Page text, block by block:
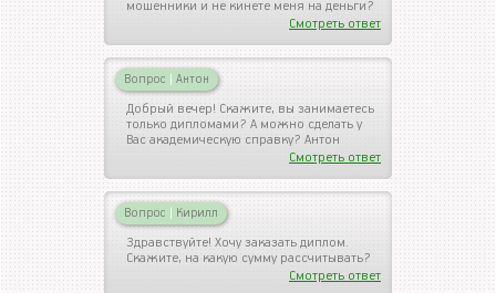
мошенники и не кинете меня на деньги?
Смотреть ответ
Вопрос | Антон
Добрый вечер! Скажите, вы занимаетесь
только дипломами? А можно сделать у
Вас академическую справку? Антон
Смотреть ответ
Вопрос | Кирилл
Здравствуйте! Хочу заказать диплом.
Скажите, на какую сумму рассчитывать?
Смотреть ответ